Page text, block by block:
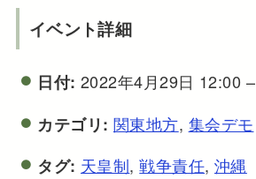
イベント詳細
日付: 2022年4月29日 12:00 –
カテゴリ: 関東地方, 集会デモ
タグ: 天皇制,戦争責任, 沖縄